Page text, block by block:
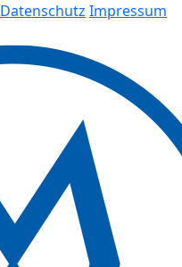
Datenschutz Impressum